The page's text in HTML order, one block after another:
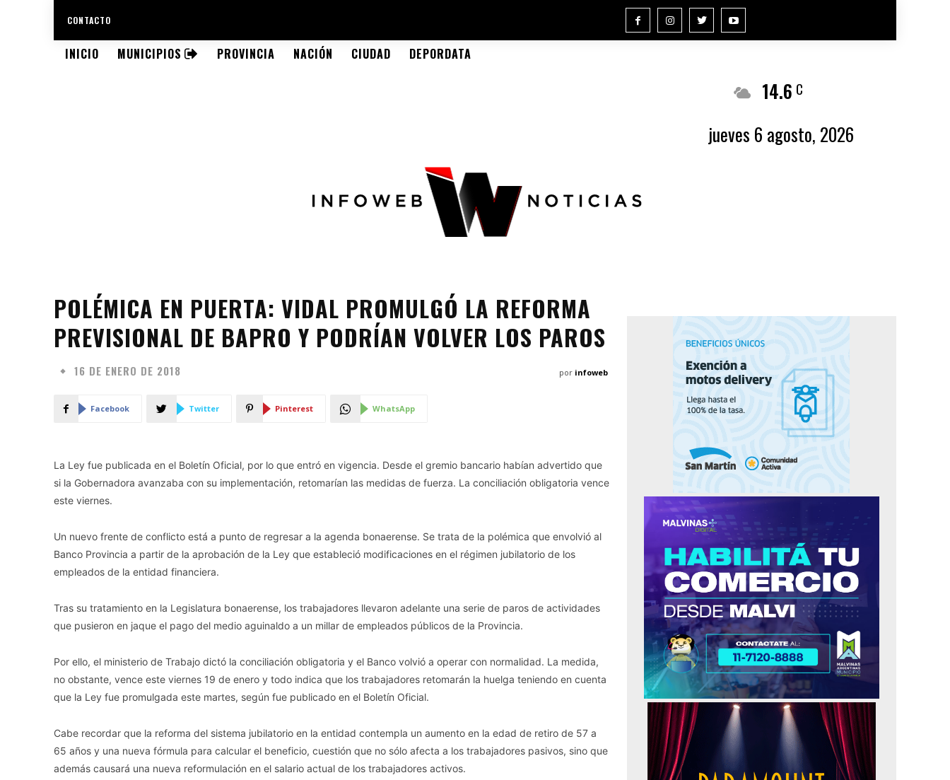
CONTACTO
INICIO MUNICIPIOS PROVINCIA NACIÓN CIUDAD DEPORDATA
14.6 C
jueves 6 agosto, 2026
POLÉMICA EN PUERTA: VIDAL PROMULGÓ LA REFORMA
PREVISIONAL DE BAPRO Y PODRÍAN VOLVER LOS PAROS
16 DE ENERO DE 2018 por infoweb
Facebook Twitter Pinterest WhatsApp
La Ley fue publicada en el Boletín Oficial, por lo que entró en vigencia. Desde el gremio bancario habían advertido que
si la Gobernadora avanzaba con su implementación, retomarían las medidas de fuerza. La conciliación obligatoria vence
este viernes.
Un nuevo frente de conflicto está a punto de regresar a la agenda bonaerense. Se trata de la polémica que envolvió al
Banco Provincia a partir de la aprobación de la Ley que estableció modificaciones en el régimen jubilatorio de los
empleados de la entidad financiera.
Tras su tratamiento en la Legislatura bonaerense, los trabajadores llevaron adelante una serie de paros de actividades
que pusieron en jaque el pago del medio aguinaldo a un millar de empleados públicos de la Provincia.
Por ello, el ministerio de Trabajo dictó la conciliación obligatoria y el Banco volvió a operar con normalidad. La medida,
no obstante, vence este viernes 19 de enero y todo indica que los trabajadores retomarán la huelga teniendo en cuenta
que la Ley fue promulgada este martes, según fue publicado en el Boletín Oficial.
Cabe recordar que la reforma del sistema jubilatorio en la entidad contempla un aumento en la edad de retiro de 57 a
65 años y una nueva fórmula para calcular el beneficio, cuestión que no sólo afecta a los trabajadores pasivos, sino que
además causará una nueva reformulación en el salario actual de los trabajadores activos.